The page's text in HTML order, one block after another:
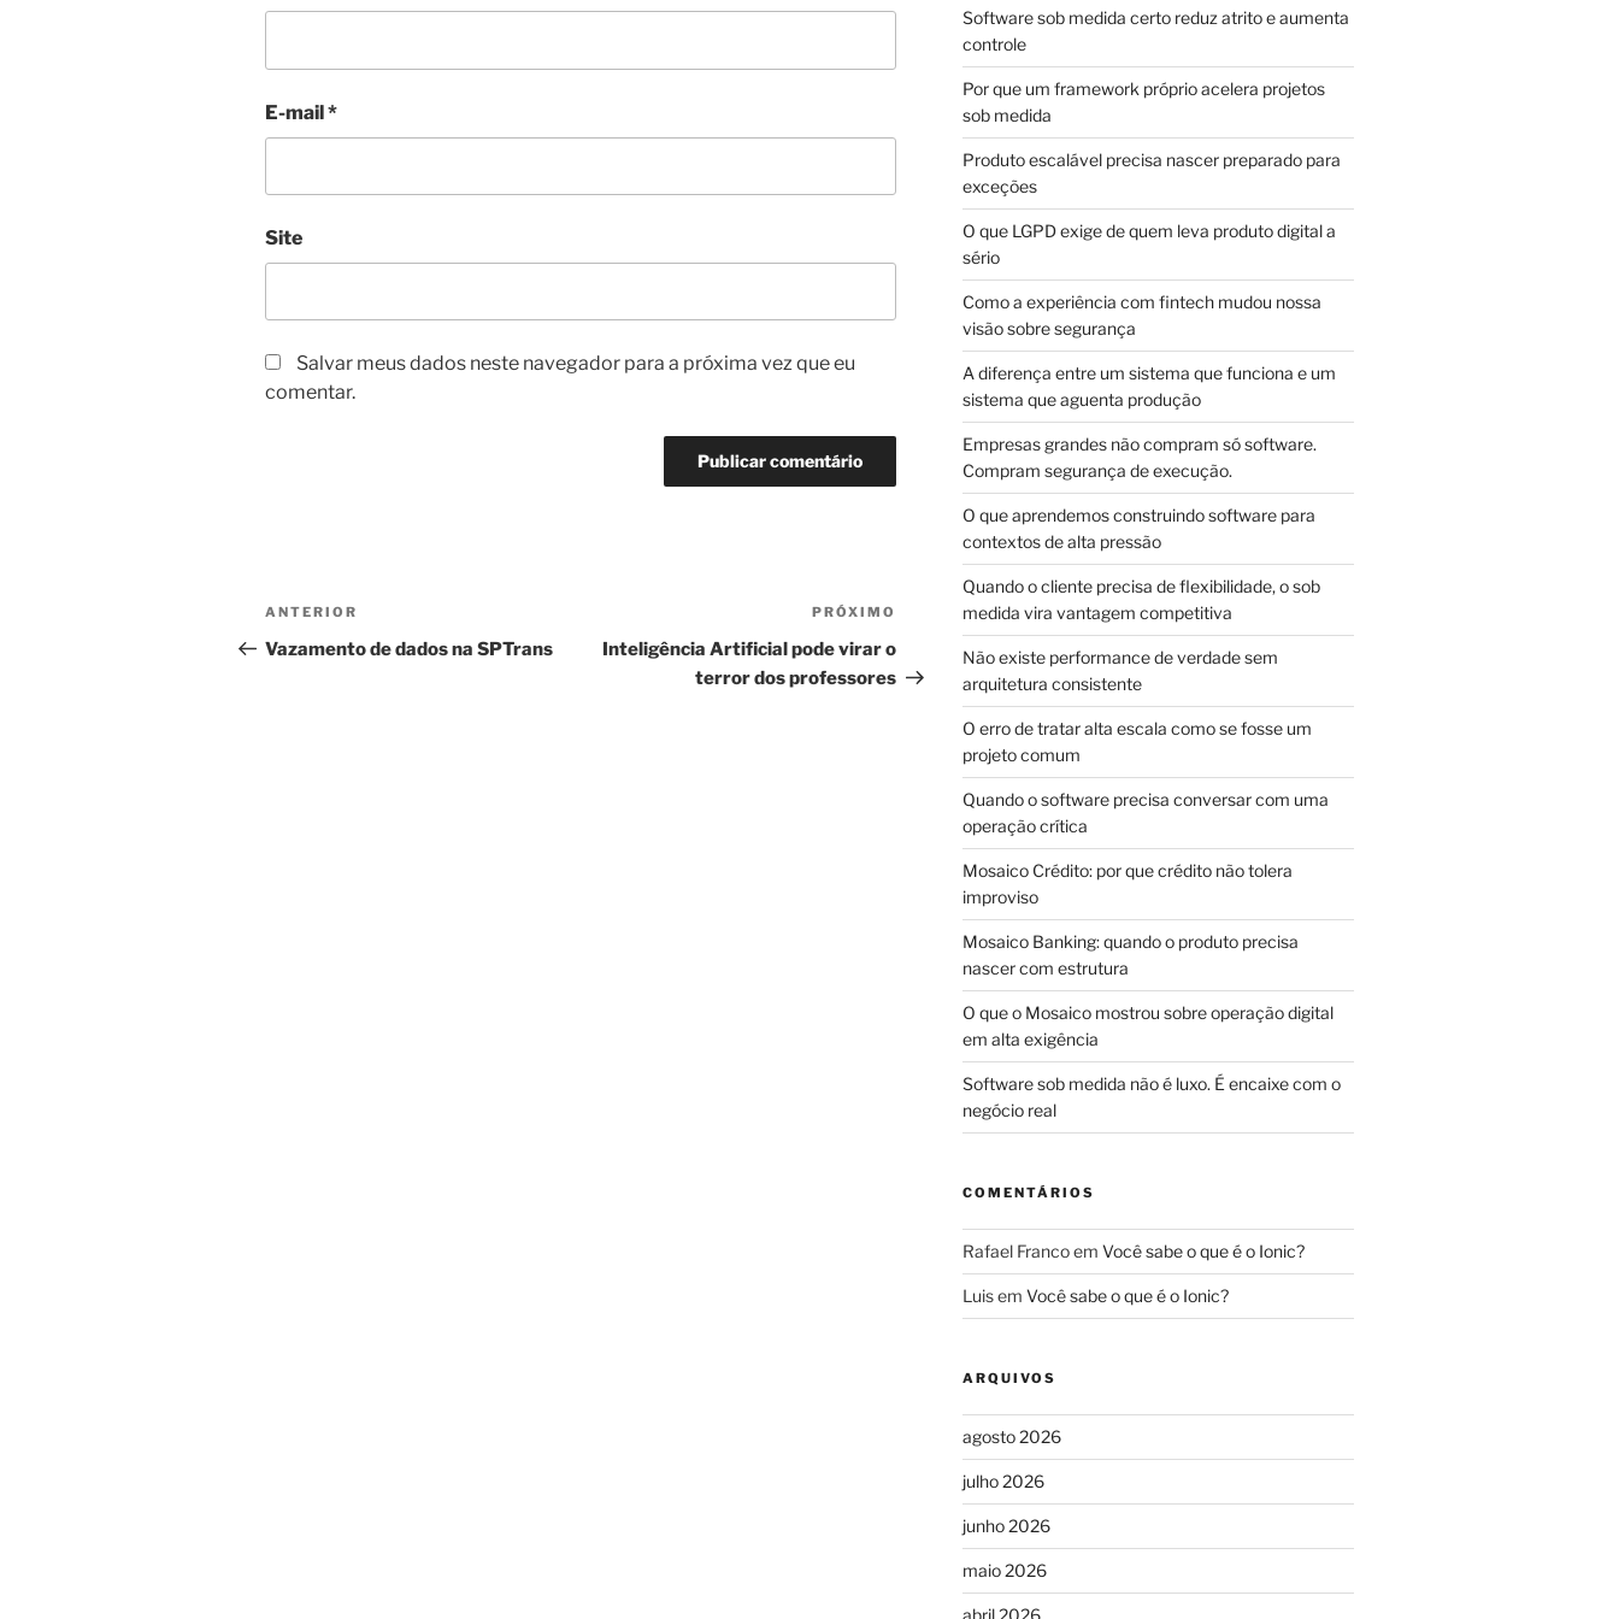
E-mail*
Site
Salvar meus dados neste navegador para a próxima vez que eu
comentar.
Navegação
de
Post
anterior
ANTERIOR
Vazamento de dados na SPTrans
Próximo
post
PRÓXIMO
Inteligência Artificial pode virar o
terror dos professores
Software sob medida certo reduz atrito e aumenta
controle
Por que um framework próprio acelera projetos
sob medida
Produto escalável precisa nascer preparado para
exceções
O que LGPD exige de quem leva produto digital a
sério
Como a experiência com fintech mudou nossa
visão sobre segurança
A diferença entre um sistema que funciona e um
sistema que aguenta produção
Empresas grandes não compram só software.
Compram segurança de execução.
O que aprendemos construindo software para
contextos de alta pressão
Quando o cliente precisa de flexibilidade, o sob
medida vira vantagem competitiva
Não existe performance de verdade sem
arquitetura consistente
O erro de tratar alta escala como se fosse um
projeto comum
Quando o software precisa conversar com uma
operação crítica
Mosaico Crédito: por que crédito não tolera
improviso
Mosaico Banking: quando o produto precisa
nascer com estrutura
O que o Mosaico mostrou sobre operação digital
em alta exigência
Software sob medida não é luxo. É encaixe com o
negócio real
COMENTÁRIOS
Rafael Francoem Você sabe o que é o Ionic?
Luisem Você sabe o que é o Ionic?
ARQUIVOS
agosto 2026
julho 2026
junho 2026
maio 2026